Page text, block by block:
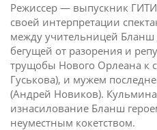
Режиссер — выпускник
своей интерпретации
между учительницей
бегущей от разорения и
трущобы Нового Орлеана к
Гуськова), и мужем
(Андрей Новиков).
изнасилование Бланш
неуместным кокетством.